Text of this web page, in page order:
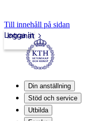
Till innehåll på sidan
Intranät
Logga in
Din anställning
Stöd och service
Utbilda